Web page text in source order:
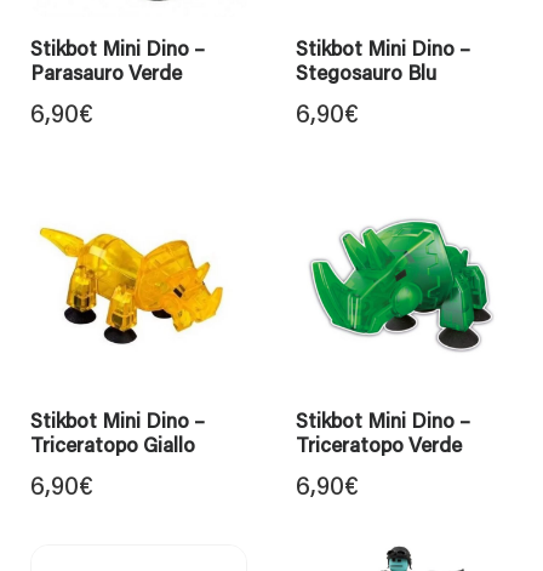
Stikbot Mini Dino –
Parasauro Verde
6,90€
Stikbot Mini Dino –
Stegosauro Blu
6,90€
Stikbot Mini Dino –
Triceratopo Giallo
6,90€
Stikbot Mini Dino –
Triceratopo Verde
6,90€